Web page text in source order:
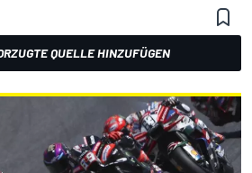
QUELLE HINZUFÜGEN